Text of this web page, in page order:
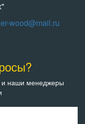
wood@mail.ru
и наши менеджеры